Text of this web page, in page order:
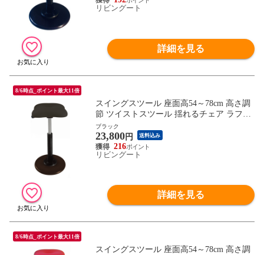
【 ブラック 】
リビングート
詳細を見る
8/6時点_ポイント最大11倍
スイングスツール 座面高54～78cm 高さ調
節 ツイストスツール 揺れるチェア ラフレ
シアチェア （ イス オフィス 揺れる スタ
ンディング 立ち仕事 スタンディングチェ
ア ハイスツール ） 【ブラック】
ブラック
23,800円 送料込み
216
リビングート
詳細を見る
8/6時点_ポイント最大11倍
スイングスツール 座面高54～78cm 高さ調